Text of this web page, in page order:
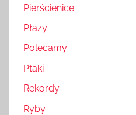
Pierścienice
Płazy
Polecamy
Ptaki
Rekordy
Ryby